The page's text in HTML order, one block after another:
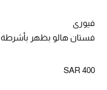
العطور
مكتشف العطور
فيوري
فستان هالو بظهر بأشرطة
SAR 400